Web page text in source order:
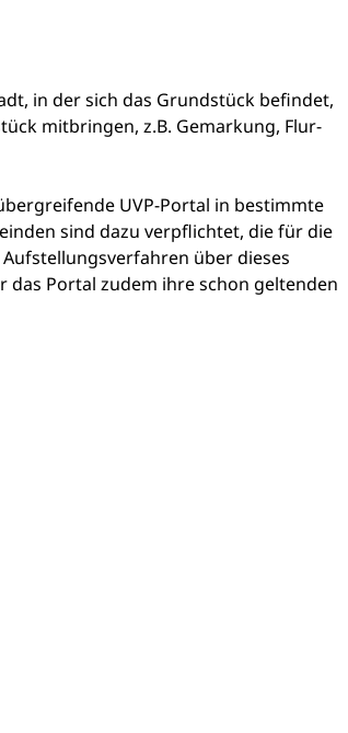
in der sich das Grundstück befindet,
mitbringen, z.B. Gemarkung, Flur-
UVP-Portal in bestimmte
sind dazu verpflichtet, die für die
über dieses
das Portal zudem ihre schon geltenden